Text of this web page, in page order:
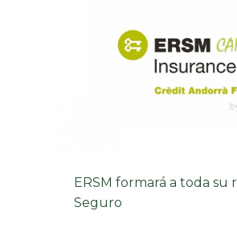
ERSM formará a toda su
Seguro